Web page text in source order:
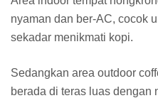
nyaman dan ber-AC, cocok
sekadar menikmati kopi.
Sedangkan area outdoor
berada di teras luas dengan